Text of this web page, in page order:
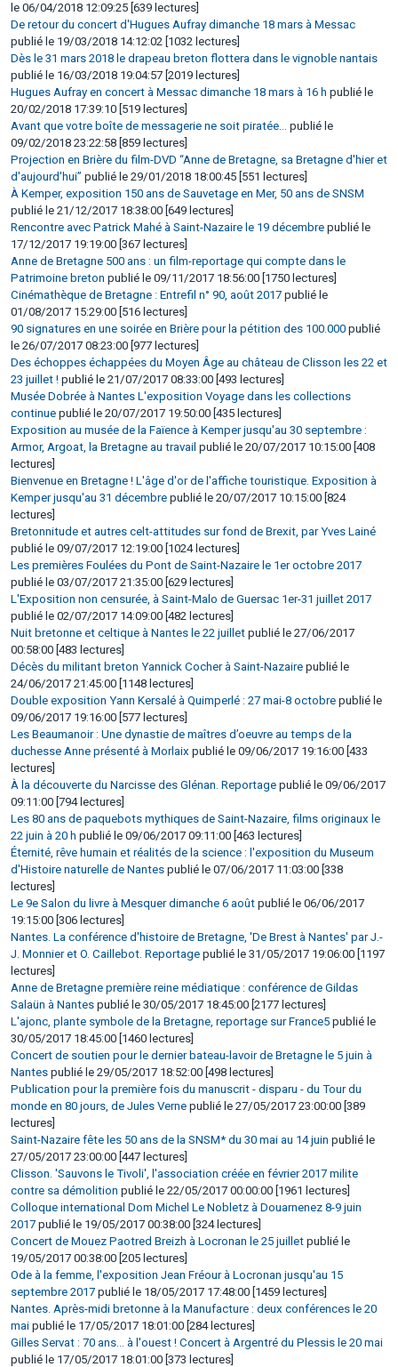
le 06/04/2018 12:09:25 [639 lectures]
De retour du concert d'Hugues Aufray dimanche 18 mars à Messac
publié le 19/03/2018 14:12:02 [1032 lectures]
Dès le 31 mars 2018 le drapeau breton flottera dans le vignoble nantais
publié le 16/03/2018 19:04:57 [2019 lectures]
Hugues Aufray en concert à Messac dimanche 18 mars à 16 h publié le
20/02/2018 17:39:10 [519 lectures]
Avant que votre boîte de messagerie ne soit piratée... publié le
09/02/2018 23:22:58 [859 lectures]
Projection en Brière du film-DVD “Anne de Bretagne, sa Bretagne d'hier et
d'aujourd'hui” publié le 29/01/2018 18:00:45 [551 lectures]
À Kemper, exposition 150 ans de Sauvetage en Mer, 50 ans de SNSM
publié le 21/12/2017 18:38:00 [649 lectures]
Rencontre avec Patrick Mahé à Saint-Nazaire le 19 décembre publié le
17/12/2017 19:19:00 [367 lectures]
Anne de Bretagne 500 ans : un film-reportage qui compte dans le
Patrimoine breton publié le 09/11/2017 18:56:00 [1750 lectures]
Cinémathèque de Bretagne : Entrefil n° 90, août 2017 publié le
01/08/2017 15:29:00 [516 lectures]
90 signatures en une soirée en Brière pour la pétition des 100.000 publié
le 26/07/2017 08:23:00 [977 lectures]
Des échoppes échappées du Moyen Âge au château de Clisson les 22 et
23 juillet ! publié le 21/07/2017 08:33:00 [493 lectures]
Musée Dobrée à Nantes L'exposition Voyage dans les collections
continue publié le 20/07/2017 19:50:00 [435 lectures]
Exposition au musée de la Faïence à Kemper jusqu'au 30 septembre :
Armor, Argoat, la Bretagne au travail publié le 20/07/2017 10:15:00 [408
lectures]
Bienvenue en Bretagne ! L'âge d'or de l'affiche touristique. Exposition à
Kemper jusqu'au 31 décembre publié le 20/07/2017 10:15:00 [824
lectures]
Bretonnitude et autres celt-attitudes sur fond de Brexit, par Yves Lainé
publié le 09/07/2017 12:19:00 [1024 lectures]
Les premières Foulées du Pont de Saint-Nazaire le 1er octobre 2017
publié le 03/07/2017 21:35:00 [629 lectures]
L'Exposition non censurée, à Saint-Malo de Guersac 1er-31 juillet 2017
publié le 02/07/2017 14:09:00 [482 lectures]
Nuit bretonne et celtique à Nantes le 22 juillet publié le 27/06/2017
00:58:00 [483 lectures]
Décès du militant breton Yannick Cocher à Saint-Nazaire publié le
24/06/2017 21:45:00 [1148 lectures]
Double exposition Yann Kersalé à Quimperlé : 27 mai-8 octobre publié le
09/06/2017 19:16:00 [577 lectures]
Les Beaumanoir : Une dynastie de maîtres d’oeuvre au temps de la
duchesse Anne présenté à Morlaix publié le 09/06/2017 19:16:00 [433
lectures]
À la découverte du Narcisse des Glénan. Reportage publié le 09/06/2017
09:11:00 [794 lectures]
Les 80 ans de paquebots mythiques de Saint-Nazaire, films originaux le
22 juin à 20 h publié le 09/06/2017 09:11:00 [463 lectures]
Éternité, rêve humain et réalités de la science : l'exposition du Museum
d'Histoire naturelle de Nantes publié le 07/06/2017 11:03:00 [338
lectures]
Le 9e Salon du livre à Mesquer dimanche 6 août publié le 06/06/2017
19:15:00 [306 lectures]
Nantes. La conférence d'histoire de Bretagne, 'De Brest à Nantes' par J.-
J. Monnier et O. Caillebot. Reportage publié le 31/05/2017 19:06:00 [1197
lectures]
Anne de Bretagne première reine médiatique : conférence de Gildas
Salaün à Nantes publié le 30/05/2017 18:45:00 [2177 lectures]
L'ajonc, plante symbole de la Bretagne, reportage sur France5 publié le
30/05/2017 18:45:00 [1460 lectures]
Concert de soutien pour le dernier bateau-lavoir de Bretagne le 5 juin à
Nantes publié le 29/05/2017 18:52:00 [498 lectures]
Publication pour la première fois du manuscrit - disparu - du Tour du
monde en 80 jours, de Jules Verne publié le 27/05/2017 23:00:00 [389
lectures]
Saint-Nazaire fête les 50 ans de la SNSM* du 30 mai au 14 juin publié le
27/05/2017 23:00:00 [447 lectures]
Clisson. 'Sauvons le Tivoli', l'association créée en février 2017 milite
contre sa démolition publié le 22/05/2017 00:00:00 [1961 lectures]
Colloque international Dom Michel Le Nobletz à Douarnenez 8-9 juin
2017 publié le 19/05/2017 00:38:00 [324 lectures]
Concert de Mouez Paotred Breizh à Locronan le 25 juillet publié le
19/05/2017 00:38:00 [205 lectures]
Ode à la femme, l'exposition Jean Fréour à Locronan jusqu'au 15
septembre 2017 publié le 18/05/2017 17:48:00 [1459 lectures]
Nantes. Après-midi bretonne à la Manufacture : deux conférences le 20
mai publié le 17/05/2017 18:01:00 [284 lectures]
Gilles Servat : 70 ans... à l'ouest ! Concert à Argentré du Plessis le 20 mai
publié le 17/05/2017 18:01:00 [373 lectures]